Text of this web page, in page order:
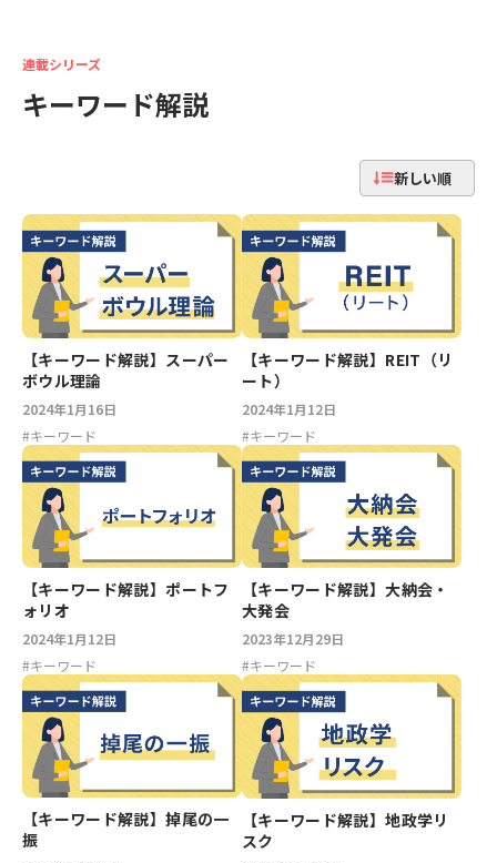
連載シリーズ
キーワード解説
新しい順
【キーワード解説】スーパー
ボウル理論
2024年1月16日
#キーワード
【キーワード解説】REIT（リ
ート）
2024年1月12日
#キーワード
【キーワード解説】ポートフ
ォリオ
2024年1月12日
#キーワード
【キーワード解説】大納会・
大発会
2023年12月29日
#キーワード
【キーワード解説】掉尾の一
振
【キーワード解説】地政学リ
スク